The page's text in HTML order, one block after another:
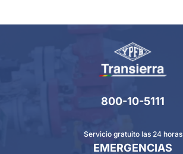
800-10-5111
Servicio gratuito las 24 horas
EMERGENCIAS